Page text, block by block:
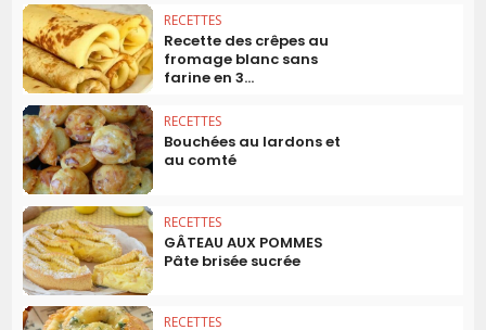
RECETTES
Recette des crêpes au
fromage blanc sans
farine en 3...
RECETTES
Bouchées au lardons et
au comté
RECETTES
GÂTEAU AUX POMMES
Pâte brisée sucrée
RECETTES